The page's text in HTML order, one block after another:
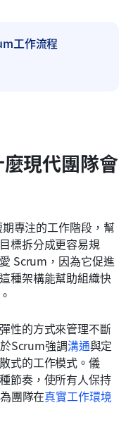
工作流程
現代團隊會
專注的工作階段，幫
標拆分成更容易規
Scrum，因為它促進
種架構能幫助組織快
性的方式來管理不斷
Scrum強調溝通與定
式的工作模式。儀
節奏，使所有人保持
團隊在真實工作環境